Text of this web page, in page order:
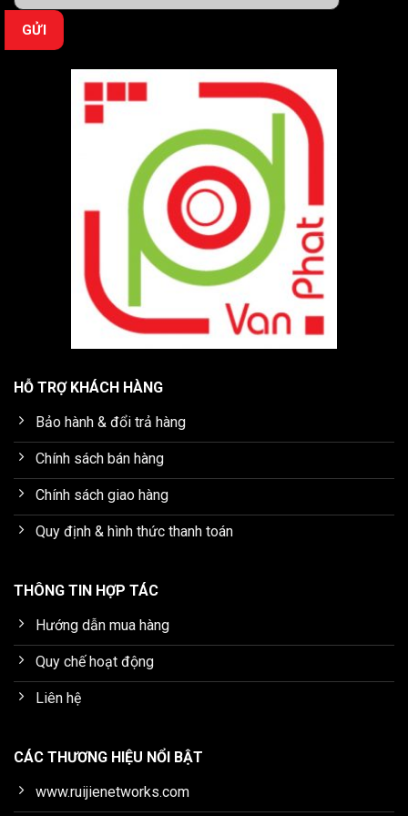
HỖ TRỢ KHÁCH HÀNG
Bảo hành & đổi trả hàng
Chính sách bán hàng
Chính sách giao hàng
Quy định & hình thức thanh toán
THÔNG TIN HỢP TÁC
Hướng dẫn mua hàng
Quy chế hoạt động
Liên hệ
CÁC THƯƠNG HIỆU NỔI BẬT
www.ruijienetworks.com